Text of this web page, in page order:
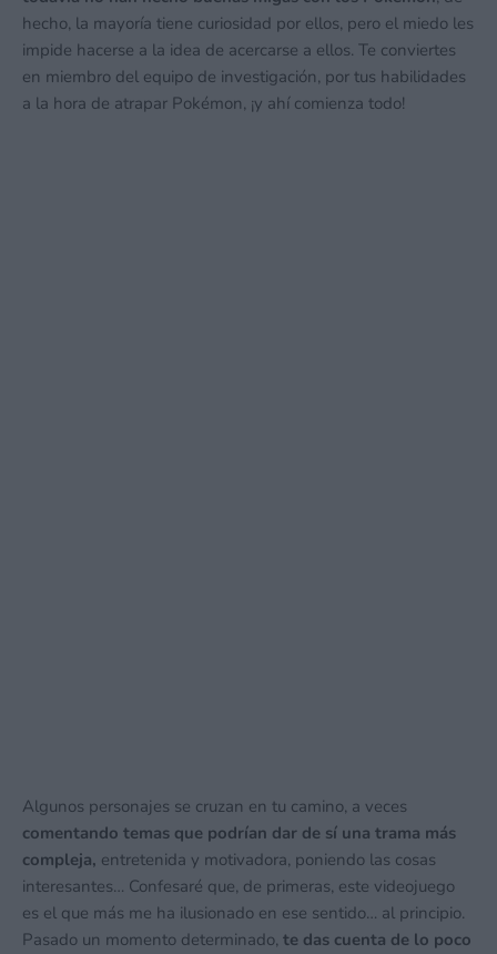
hecho, la mayoría tiene curiosidad por ellos, pero el miedo les
impide hacerse a la idea de acercarse a ellos. Te conviertes
en miembro del equipo de investigación, por tus habilidades
a la hora de atrapar Pokémon, ¡y ahí comienza todo!
Algunos personajes se cruzan en tu camino, a veces
comentando temas que podrían dar de sí una trama más
compleja, entretenida y motivadora, poniendo las cosas
interesantes… Confesaré que, de primeras, este videojuego
es el que más me ha ilusionado en ese sentido… al principio.
Pasado un momento determinado, te das cuenta de lo poco